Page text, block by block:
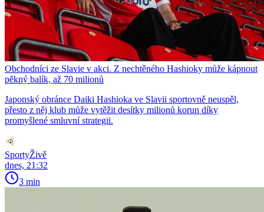
Obchodníci ze Slavie v akci. Z nechtěného Hashioky může kápnout
pěkný balík, až 70 milionů
Japonský obránce Daiki Hashioka ve Slavii sportovně neuspěl,
přesto z něj klub může vytěžit desítky milionů korun díky
promyšlené smluvní strategii.
SportyŽivě
dnes, 21:32
3 min